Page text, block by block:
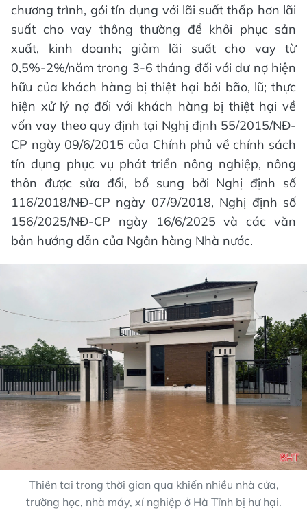
chương trình, gói tín dụng với lãi suất thấp hơn lãi
suất cho vay thông thường để khôi phục sản
xuất, kinh doanh; giảm lãi suất cho vay từ
0,5%-2%/năm trong 3-6 tháng đối với dư nợ hiện
hữu của khách hàng bị thiệt hại bởi bão, lũ; thực
hiện xử lý nợ đối với khách hàng bị thiệt hại về
vốn vay theo quy định tại Nghị định 55/2015/NĐ-
CP ngày 09/6/2015 của Chính phủ về chính sách
tín dụng phục vụ phát triển nông nghiệp, nông
thôn được sửa đổi, bổ sung bởi Nghị định số
116/2018/NĐ-CP ngày 07/9/2018, Nghị định số
156/2025/NĐ-CP ngày 16/6/2025 và các văn
bản hướng dẫn của Ngân hàng Nhà nước.
Thiên tai trong thời gian qua khiến nhiều nhà cửa,
trường học, nhà máy, xí nghiệp ở Hà Tĩnh bị hư hại.